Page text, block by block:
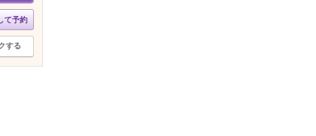
て予約
する